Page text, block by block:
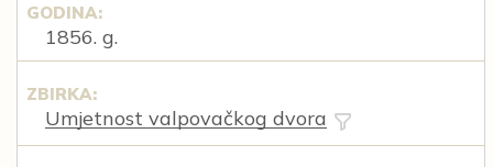
GODINA:
1856. g.
ZBIRKA:
Umjetnost valpovačkog dvora